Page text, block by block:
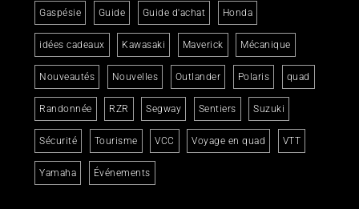
Gaspésie Guide Guide d'achat Honda
idées cadeaux Kawasaki Maverick Mécanique
Nouveautés Nouvelles Outlander Polaris quad
Randonnée RZR Segway Sentiers Suzuki
Sécurité Tourisme VCC Voyage en quad VTT
Yamaha Événements